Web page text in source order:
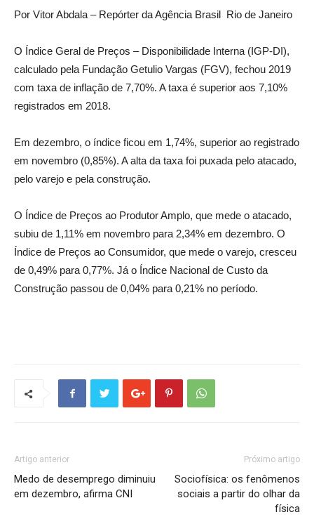
Por Vitor Abdala – Repórter da Agência Brasil Rio de Janeiro
O Índice Geral de Preços – Disponibilidade Interna (IGP-DI),
calculado pela Fundação Getulio Vargas (FGV), fechou 2019
com taxa de inflação de 7,70%. A taxa é superior aos 7,10%
registrados em 2018.
Em dezembro, o índice ficou em 1,74%, superior ao registrado
em novembro (0,85%). A alta da taxa foi puxada pelo atacado,
pelo varejo e pela construção.
O Índice de Preços ao Produtor Amplo, que mede o atacado,
subiu de 1,11% em novembro para 2,34% em dezembro. O
Índice de Preços ao Consumidor, que mede o varejo, cresceu
de 0,49% para 0,77%. Já o Índice Nacional de Custo da
Construção passou de 0,04% para 0,21% no período.
Artigo anterior
Medo de desemprego diminuiu
em dezembro, afirma CNI
Próximo artigo
Sociofísica: os fenômenos
sociais a partir do olhar da
física